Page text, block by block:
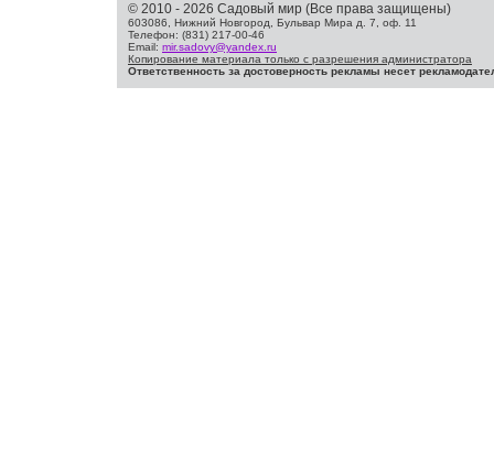
© 2010 - 2026 Садовый мир (Все права защищены)
603086, Нижний Новгород, Бульвар Мира д. 7, оф. 11
Телефон: (831) 217-00-46
Email: mir.sadovy@yandex.ru
Копирование материала только с разрешения администратора
Ответственность за достоверность рекламы несет